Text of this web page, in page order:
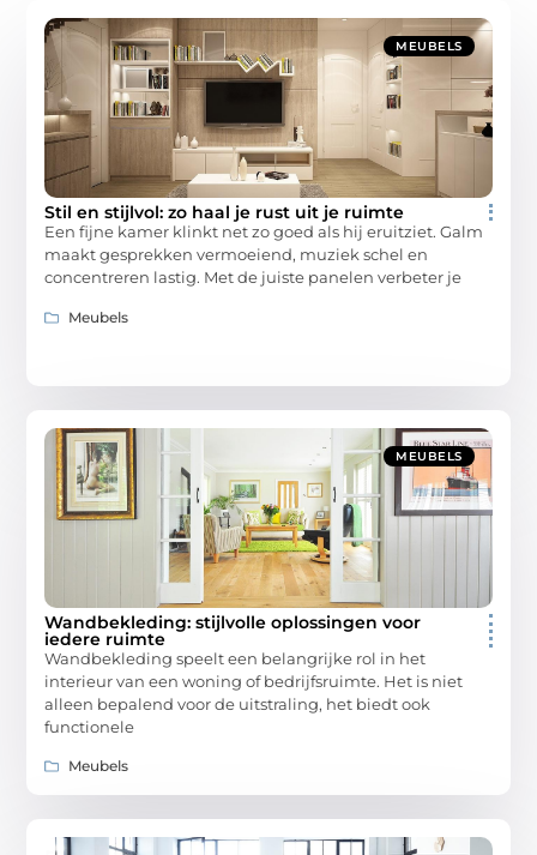
MEUBELS
Stil en stijlvol: zo haal je rust uit je ruimte
Een fijne kamer klinkt net zo goed als hij eruitziet. Galm
maakt gesprekken vermoeiend, muziek schel en
concentreren lastig. Met de juiste panelen verbeter je
Meubels
MEUBELS
Wandbekleding: stijlvolle oplossingen voor
iedere ruimte
Wandbekleding speelt een belangrijke rol in het
interieur van een woning of bedrijfsruimte. Het is niet
alleen bepalend voor de uitstraling, het biedt ook
functionele
Meubels